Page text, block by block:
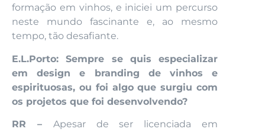
formação em vinhos, e iniciei um percurso
neste mundo fascinante e, ao mesmo
tempo, tão desafiante.
E.L.Porto: Sempre se quis especializar
em design e branding de vinhos e
espirituosas, ou foi algo que surgiu com
os projetos que foi desenvolvendo?
RR – Apesar de ser licenciada em